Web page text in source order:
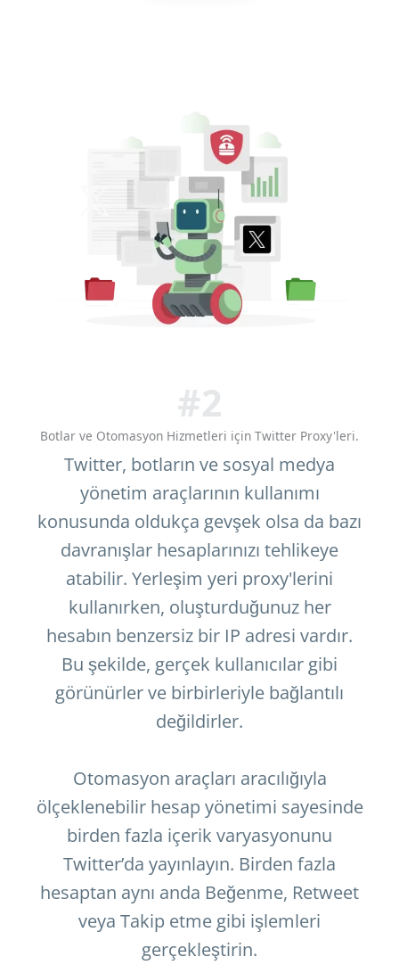
#2
Botlar ve Otomasyon Hizmetleri için Twitter Proxy'leri.
Twitter, botların ve sosyal medya
yönetim araçlarının kullanımı
konusunda oldukça gevşek olsa da bazı
davranışlar hesaplarınızı tehlikeye
atabilir. Yerleşim yeri proxy'lerini
kullanırken, oluşturduğunuz her
hesabın benzersiz bir IP adresi vardır.
Bu şekilde, gerçek kullanıcılar gibi
görünürler ve birbirleriyle bağlantılı
değildirler.
Otomasyon araçları aracılığıyla
ölçeklenebilir hesap yönetimi sayesinde
birden fazla içerik varyasyonunu
Twitter’da yayınlayın. Birden fazla
hesaptan aynı anda Beğenme, Retweet
veya Takip etme gibi işlemleri
gerçekleştirin.